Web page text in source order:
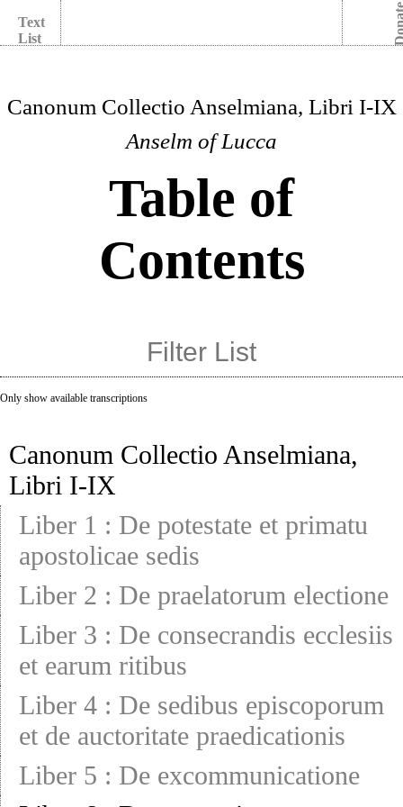
Text
List
Canonum Collectio Anselmiana, Libri I-IX
Anselm of Lucca
Table of
Contents
Only show available transcriptions
Canonum Collectio Anselmiana,
Libri I-IX
Liber 1 : De potestate et primatu
apostolicae sedis
Liber 2 : De praelatorum electione
Liber 3 : De consecrandis ecclesiis
et earum ritibus
Liber 4 : De sedibus episcoporum
et de auctoritate praedicationis
Liber 5 : De excommunicatione